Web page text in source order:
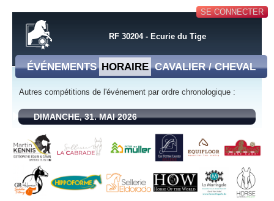
SE CONNECTER
RF 30204 - Ecurie du Tige
ÉVÉNEMENTS HORAIRE CAVALIER / CHEVAL
Autres compétitions de l'événement par ordre chronologique :
DIMANCHE, 31. MAI 2026